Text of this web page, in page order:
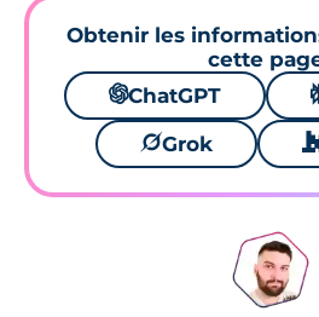
Obtenir les
cette
🌌ChatGPT
🪐Grok